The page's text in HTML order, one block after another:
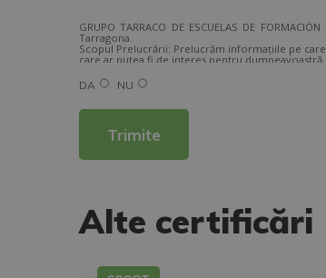
GRUPO TARRACO DE ESCUELAS DE
Tarragona.
Scopul Prelucrării: Prelucrăm informațiile pe
care ar putea fi de interes pentru dumneavoastră.
Drepturi: Vă puteți exercita drepturile,
Pentru mai multe informații, consultați politica
DA NU
Alte certificări